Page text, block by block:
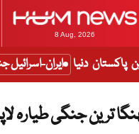
8 Aug, 2026
پاکستان دنیا ایران-
ترین جنگی طیارہ